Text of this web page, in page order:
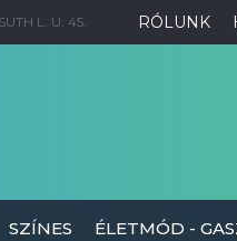
RÓLUNK
L. U. 45.
SZÍNES ÉLETMÓD -